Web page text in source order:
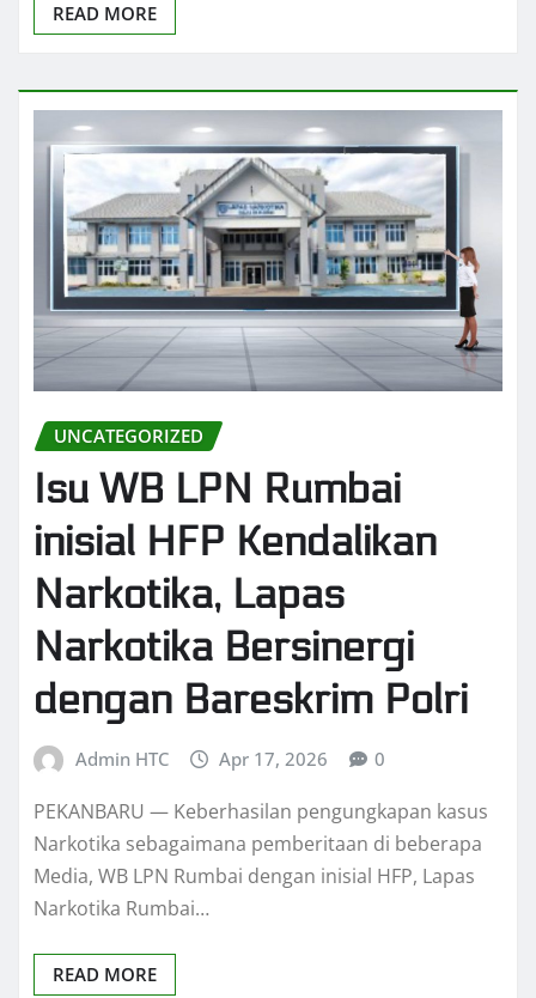
READ MORE
UNCATEGORIZED
Isu WB LPN Rumbai
inisial HFP Kendalikan
Narkotika, Lapas
Narkotika Bersinergi
dengan Bareskrim Polri
Admin HTC Apr 17, 2026 0
PEKANBARU — Keberhasilan pengungkapan kasus
Narkotika sebagaimana pemberitaan di beberapa
Media, WB LPN Rumbai dengan inisial HFP, Lapas
Narkotika Rumbai…
READ MORE